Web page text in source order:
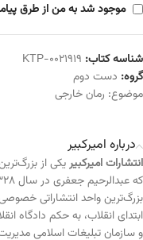
موجود شد به من از طرق
شناسه کتاب: KTP-0021919
گروه: دست دوم
موضوع: رمان خارجی
درباره امیرکبیر
انتشارات امیرکبیریکی از
ابتدای انقلاب، به حکم دادگاه
و سازمان تبلیغات اسلامی